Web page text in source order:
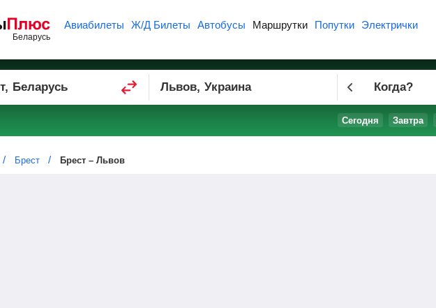
Авиабилеты Ж/Д Билеты Автобусы Маршрутки Попутки Электрички
Когда?
Сегодня Завтра
Брест Брест – Львов